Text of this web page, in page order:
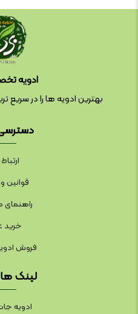
ادویه
بهترین ادویه ها را در سریع
قوانین
راهنمای
خرید
فروش
لینک
ادویه